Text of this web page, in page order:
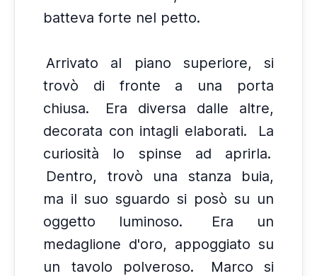
batteva forte nel petto.
Arrivato al piano superiore, si
trovò di fronte a una porta
chiusa.
Era diversa dalle altre,
decorata con intagli elaborati.
La
curiosità lo spinse ad aprirla.
Dentro, trovò una stanza buia,
ma il suo sguardo si posò su un
oggetto luminoso.
Era un
medaglione d'oro, appoggiato su
un tavolo polveroso.
Marco si